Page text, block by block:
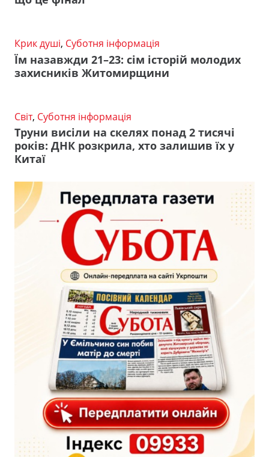
Крик душі, Суботня інформація
Їм назавжди 21–23: сім історій молодих
захисників Житомирщини
Світ, Суботня інформація
Труни висіли на скелях понад 2 тисячі
років: ДНК розкрила, хто залишив їх у
Китаї